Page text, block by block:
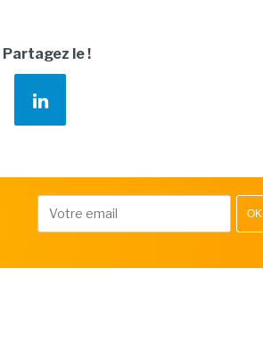
Partagez le !
OK